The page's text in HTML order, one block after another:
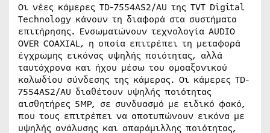
Οι νέες κάμερες TD-7554AS2/AU της TVT Digital
Technology κάνουν τη διαφορά στα συστήματα
επιτήρησης. Ενσωματώνουν τεχνολογία AUDIO
OVER COAXIAL, η οποία επιτρέπει τη μεταφορά
έγχρωμης εικόνας υψηλής ποιότητας, αλλά
ταυτόχρονα και ήχου μέσω του ομοαξονικού
καλωδίου σύνδεσης της κάμερας. Οι κάμερες TD-
7554AS2/AU διαθέτουν υψηλής ποιότητας
αισθητήρες 5MP, σε συνδυασμό με ειδικό φακό,
που τους επιτρέπει να αποτυπώνουν εικόνα με
υψηλής ανάλυσης και απαράμιλλης ποιότητας,